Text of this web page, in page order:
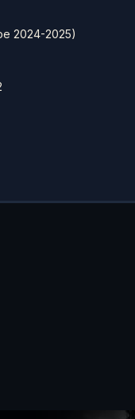
2024-2025)